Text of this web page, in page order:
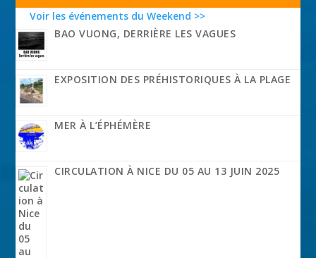
Voir les événements du Weekend >>
BAO VUONG, DERRIÈRE LES VAGUES
EXPOSITION DES PRÉHISTORIQUES À LA PLAGE
MER À L’ÉPHÉMÈRE
CIRCULATION À NICE DU 05 AU 13 JUIN 2025